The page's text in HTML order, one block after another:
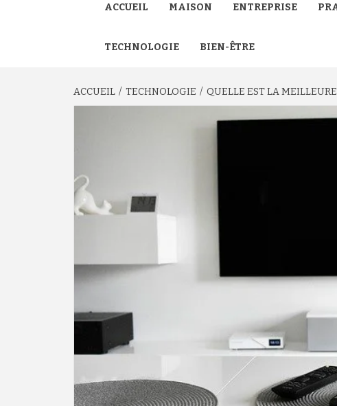
ACCUEIL MAISON ENTREPRISE
TECHNOLOGIE BIEN-ÊTRE
ACCUEIL TECHNOLOGIE QUELLE EST LA